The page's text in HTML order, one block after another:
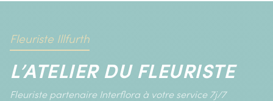
Fleuriste Illfurth
L’ATELIER DU FLEURISTE
Fleuriste partenaire Interflora à votre service 7j/7